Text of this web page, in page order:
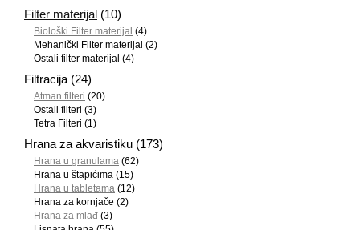
Filter materijal (10)
Biološki Filter materijal (4)
Mehanički Filter materijal (2)
Ostali filter materijal (4)
Filtracija (24)
Atman filteri (20)
Ostali filteri (3)
Tetra Filteri (1)
Hrana za akvaristiku (173)
Hrana u granulama (62)
Hrana u štapićima (15)
Hrana u tabletama (12)
Hrana za kornjače (2)
Hrana za mlađ (3)